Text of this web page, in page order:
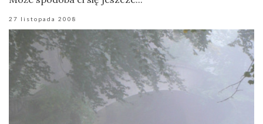
27 listopada 2008